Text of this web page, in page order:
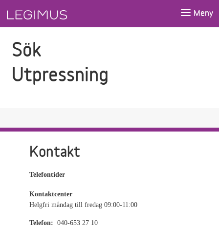
Meny
Sök
Utpressning
Kontakt
Telefontider
Kontaktcenter
Helgfri måndag till fredag 09:00-11:00
Telefon: 040-653 27 10